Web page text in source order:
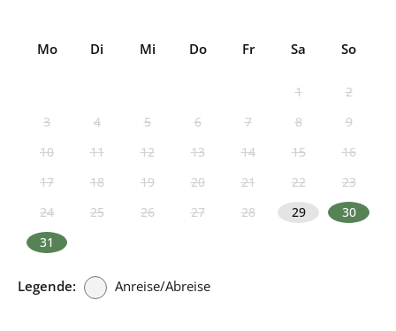
Mo Di Mi Do Fr Sa So
1
2
3
4 5 6 7 8
9
10
11 12 13 14 15
16
17
18 19 20 21 22
23
24
25 26 27 28 29
30
31
Legende: Anreise/Abreise